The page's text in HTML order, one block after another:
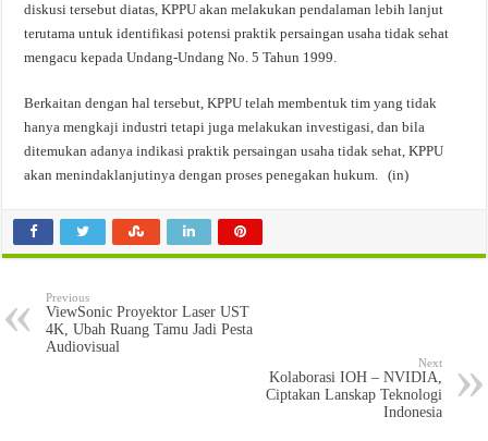
diskusi tersebut diatas, KPPU akan melakukan pendalaman lebih lanjut
terutama untuk identifikasi potensi praktik persaingan usaha tidak sehat
mengacu kepada Undang-Undang No. 5 Tahun 1999.
Berkaitan dengan hal tersebut, KPPU telah membentuk tim yang tidak
hanya mengkaji industri tetapi juga melakukan investigasi, dan bila
ditemukan adanya indikasi praktik persaingan usaha tidak sehat, KPPU
akan menindaklanjutinya dengan proses penegakan hukum. (in)
Previous
ViewSonic Proyektor Laser UST
4K, Ubah Ruang Tamu Jadi Pesta
Audiovisual
Next
Kolaborasi IOH – NVIDIA,
Ciptakan Lanskap Teknologi
Indonesia